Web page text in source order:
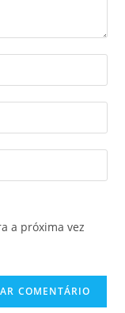
a próxima vez